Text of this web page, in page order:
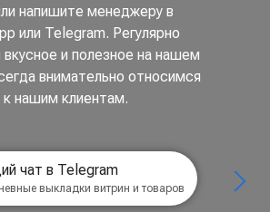
напишите менеджеру в
или Telegram. Регулярно
вкусное и полезное на нашем
внимательно относимся
к нашим клиентам.
чат в Telegram
выкладки витрин и товаров